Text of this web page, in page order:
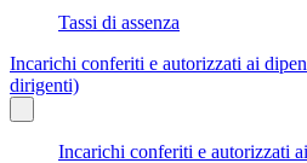
Tassi di assenza
Incarichi conferiti e autorizzati ai
dirigenti)
Incarichi conferiti e autorizzati